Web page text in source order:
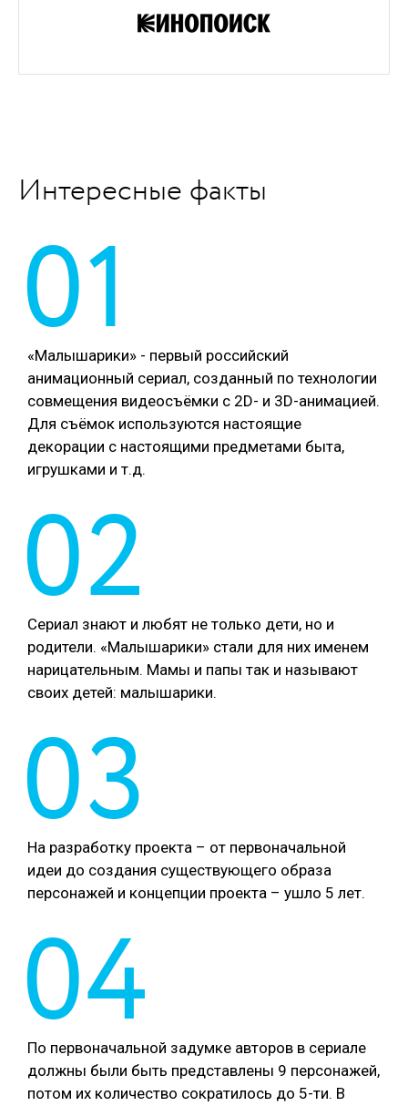
Интересные факты
01
«Малышарики» - первый российский
анимационный сериал, созданный по технологии
совмещения видеосъёмки с 2D- и 3D-анимацией.
Для съёмок используются настоящие
декорации с настоящими предметами быта,
игрушками и т.д.
02
Сериал знают и любят не только дети, но и
родители. «Малышарики» стали для них именем
нарицательным. Мамы и папы так и называют
своих детей: малышарики.
03
На разработку проекта – от первоначальной
идеи до создания существующего образа
персонажей и концепции проекта – ушло 5 лет.
04
По первоначальной задумке авторов в сериале
должны были быть представлены 9 персонажей,
потом их количество сократилось до 5-ти. В